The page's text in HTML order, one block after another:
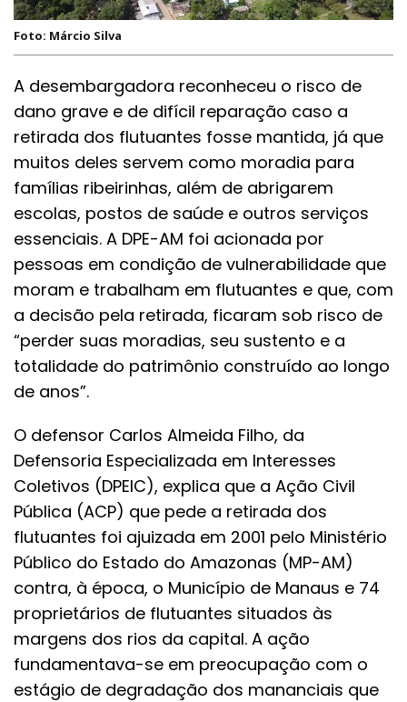
Foto: Márcio Silva
A desembargadora reconheceu o risco de
dano grave e de difícil reparação caso a
retirada dos flutuantes fosse mantida, já que
muitos deles servem como moradia para
famílias ribeirinhas, além de abrigarem
escolas, postos de saúde e outros serviços
essenciais. A DPE-AM foi acionada por
pessoas em condição de vulnerabilidade que
moram e trabalham em flutuantes e que, com
a decisão pela retirada, ficaram sob risco de
“perder suas moradias, seu sustento e a
totalidade do patrimônio construído ao longo
de anos”.
O defensor Carlos Almeida Filho, da
Defensoria Especializada em Interesses
Coletivos (DPEIC), explica que a Ação Civil
Pública (ACP) que pede a retirada dos
flutuantes foi ajuizada em 2001 pelo Ministério
Público do Estado do Amazonas (MP-AM)
contra, à época, o Município de Manaus e 74
proprietários de flutuantes situados às
margens dos rios da capital. A ação
fundamentava-se em preocupação com o
estágio de degradação dos mananciais que